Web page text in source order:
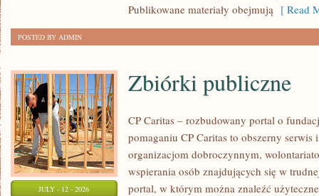
Publikowane materiały obejmują [ Read
POSTED BY ADMIN
JULY - 12 - 2026
Zbiórki publiczne
CP Caritas – rozbudowany portal o
pomaganiu CP Caritas to obszerny
organizacjom dobroczynnym,
wspierania osób znajdujących się w
portal, w którym można znaleźć